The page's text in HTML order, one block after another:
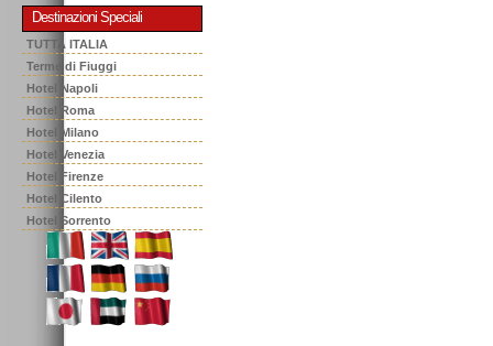
Destinazioni Speciali
TUTTA ITALIA
Terme di Fiuggi
Hotel Napoli
Hotel Roma
Hotel Milano
Hotel Venezia
Hotel Firenze
Hotel Cilento
Hotel Sorrento